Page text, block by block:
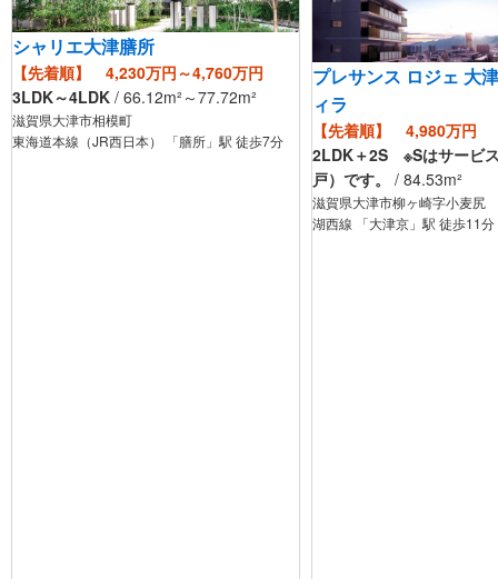
シャリエ大津膳所
【先着順】 4,230万円～4,760万円
3LDK～4LDK / 66.12m² ～77.72m²
滋賀県大津市相模町
東海道本線（JR西日本） 「膳所」駅 徒歩7分
プレサンス ロジェ 大
ィラ
【先着順】 4,980万円
2LDK＋2S ※Sはサービ
戸）です。
/ 84.53m²
滋賀県大津市柳ヶ崎字小麦尻
湖西線 「大津京」駅 徒歩11分